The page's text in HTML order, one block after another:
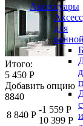
Аксессуары
для
ванной
и
Итого:
5 450 Р
Добавить опцию
8840
8 840 Р
-1 559 Р
10 399 Р